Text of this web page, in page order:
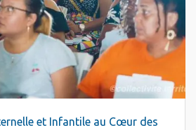
et Infantile au Cœur des